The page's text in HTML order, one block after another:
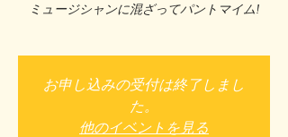
ミュージシャンに混ざってパントマイム!
お申し込みの受付は終了しまし
た。
他のイベントを見る